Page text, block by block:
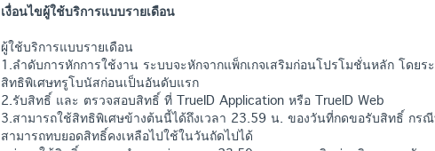
เงื่อนไขผู้ใช้บริการแบบรายเดือน
ผู้ใช้บริการแบบรายเดือน
1.ลำดับการหักการใช้งาน ระบบจะหักจากแพ็กเกจเสริมก่อนโปรโมชั่นหลัก โดยร
สิทธิพิเศษทรูโบนัสก่อนเป็นอันดับแรก
2.รับสิทธิ์ และ ตรวจสอบสิทธิ์ ที่ TrueID Application หรือ TrueID Web
3.สามารถใช้สิทธิพิเศษข้างต้นนี้ได้ถึงเวลา 23.59 น. ของวันที่กดขอรับสิทธิ์ กร
สามารถทบยอดสิทธิ์คงเหลือไปใช้ในวันถัดไปได้